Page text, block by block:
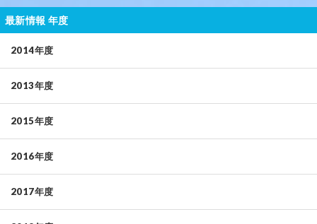
最新情報 年度
2014年度
2013年度
2015年度
2016年度
2017年度